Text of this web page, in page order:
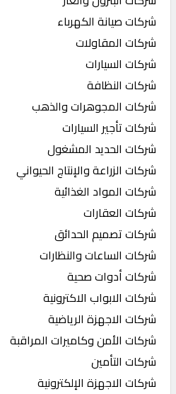
شركات صيانة الكهرباء
شركات المقاولات
شركات السيارات
شركات النظافة
شركات المجوهرات والذهب
شركات تأجير السيارات
شركات الحديد المشغول
شركات الزراعة والإنتاج الحيواني
شركات المواد الغذائية
شركات العقارات
شركات تصميم الحدائق
شركات الساعات والنظارات
شركات أدوات صحية
شركات الابواب الاكترونية
شركات الاجهزة الرياضية
شركات الأمن وكاميرات المراقبة
شركات التأمين
شركات الاجهزة الإلكترونية